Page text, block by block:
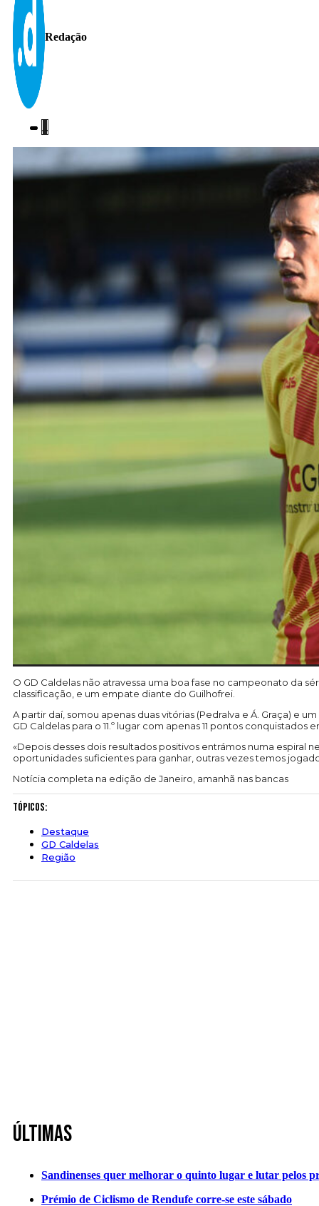
Redação
O GD Caldelas não atravessa uma boa fase no campeonato da
classificação, e um empate diante do Guilhofrei.
A partir daí, somou apenas duas vitórias (Pedralva e Á. Graça) e
GD Caldelas para o 11.º lugar com apenas 11 pontos conquistados
«Depois desses dois resultados positivos entrámos numa espiral
oportunidades suficientes para ganhar, outras vezes temos
Notícia completa na edição de Janeiro, amanhã nas bancas
Tópicos:
Destaque
GD Caldelas
Região
Últimas
Sandinenses quer melhorar o quinto lugar e lutar pelos
Prémio de Ciclismo de Rendufe corre-se este sábado